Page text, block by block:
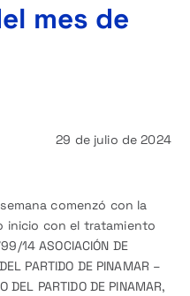
mes de
29 de julio de 2024
comenzó con la
inicio con el tratamiento
14 ASOCIACIÓN DE
PARTIDO DE PINAMAR –
DEL PARTIDO DE PINAMAR,